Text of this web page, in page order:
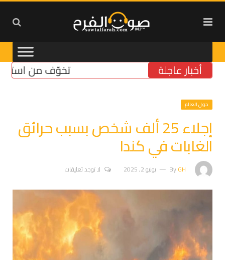
أخبار عاجلة تخوّف من استمرار
حول العالم
إجلاء 25 ألف شخص بسبب حرائق
الغابات في كندا
ByGH يونيو 2, 2025 لا توجد تعليقات